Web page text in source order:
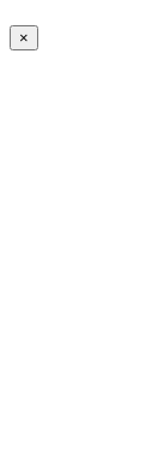
×